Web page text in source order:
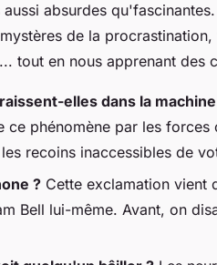
absurdes
de la
tout en nous apprenant des
elles dans la
ce phénomène par les forces
recoins inaccessibles de
? Cette exclamation vient
Bell lui-même. Avant, on